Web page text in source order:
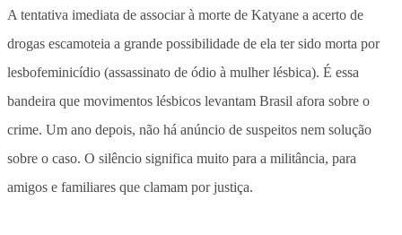
A tentativa imediata de associar à morte de Katyane a acerto de
drogas escamoteia a grande possibilidade de ela ter sido morta por
lesbofeminicídio (assassinato de ódio à mulher lésbica). É essa
bandeira que movimentos lésbicos levantam Brasil afora sobre o
crime. Um ano depois, não há anúncio de suspeitos nem solução
sobre o caso. O silêncio significa muito para a militância, para
amigos e familiares que clamam por justiça.